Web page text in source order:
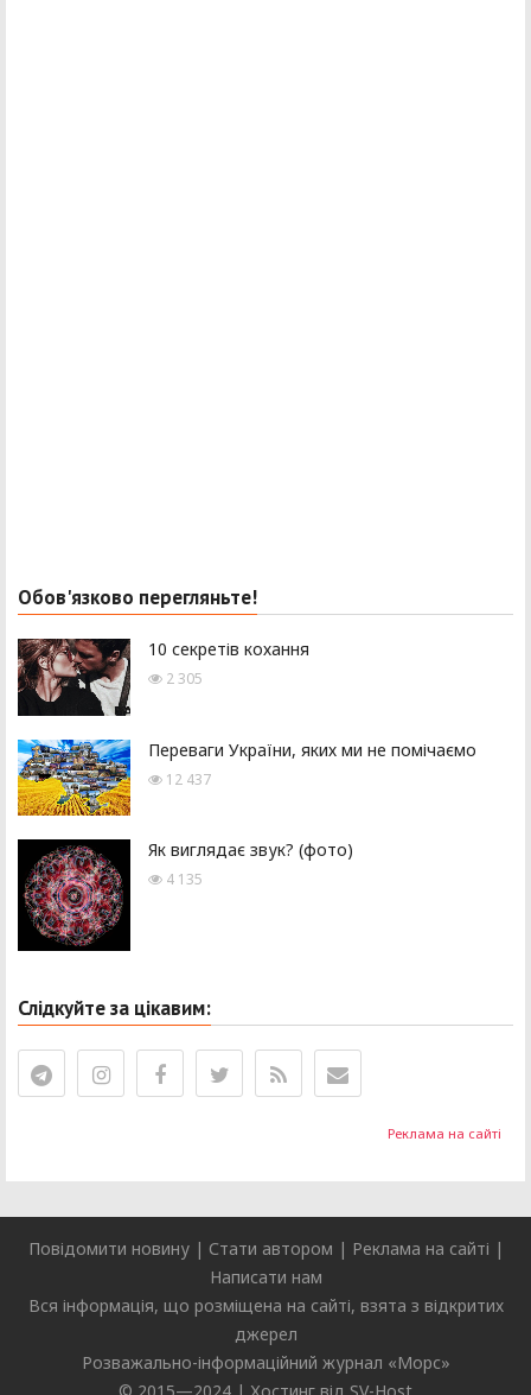
Реклама на сайті
Обов'язково перегляньте!
10 секретів кохання
2 305
Переваги України, яких ми не помічаємо
12 437
Як виглядає звук? (фото)
4 135
Слідкуйте за цікавим:
Повідомити новину| Стати автором | Реклама на сайті |
Написати нам
Вся інформація, що розміщена на сайті, взята з відкритих
джерел
Розважально-інформаційний журнал «Морс»